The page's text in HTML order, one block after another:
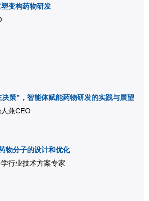
变构药物研发
策”，智能体赋能药物研发的实践与展望
兼CEO
物分子的设计和优化
行业技术方案专家